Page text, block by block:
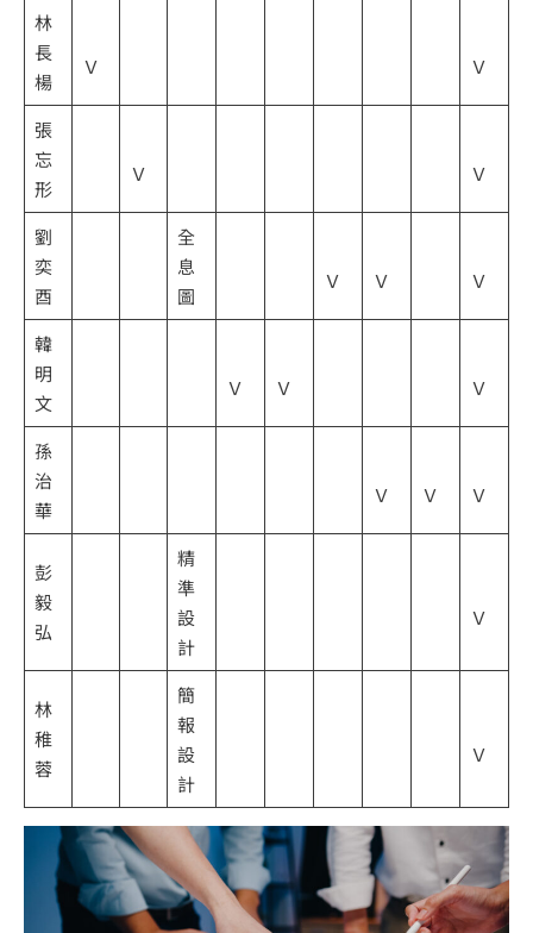
林
長
楊
Ｖ Ｖ
張
忘
形
Ｖ Ｖ
劉
奕
酉
全
息
圖
Ｖ Ｖ Ｖ
韓
明
文
Ｖ Ｖ Ｖ
孫
治
華
Ｖ Ｖ Ｖ
彭
毅
弘
精
準
設
計
Ｖ
林
稚
蓉
簡
報
設
計
Ｖ